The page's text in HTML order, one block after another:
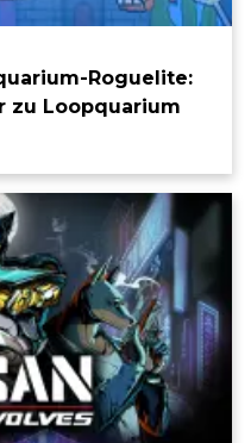
Roguelite:
zu Loopquarium